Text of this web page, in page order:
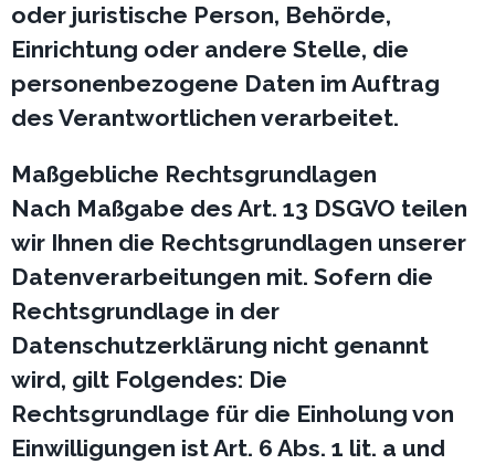
oder juristische Person, Behörde,
Einrichtung oder andere Stelle, die
personenbezogene Daten im Auftrag
des Verantwortlichen verarbeitet.
Maßgebliche Rechtsgrundlagen
Nach Maßgabe des Art. 13 DSGVO teilen
wir Ihnen die Rechtsgrundlagen unserer
Datenverarbeitungen mit. Sofern die
Rechtsgrundlage in der
Datenschutzerklärung nicht genannt
wird, gilt Folgendes: Die
Rechtsgrundlage für die Einholung von
Einwilligungen ist Art. 6 Abs. 1 lit. a und